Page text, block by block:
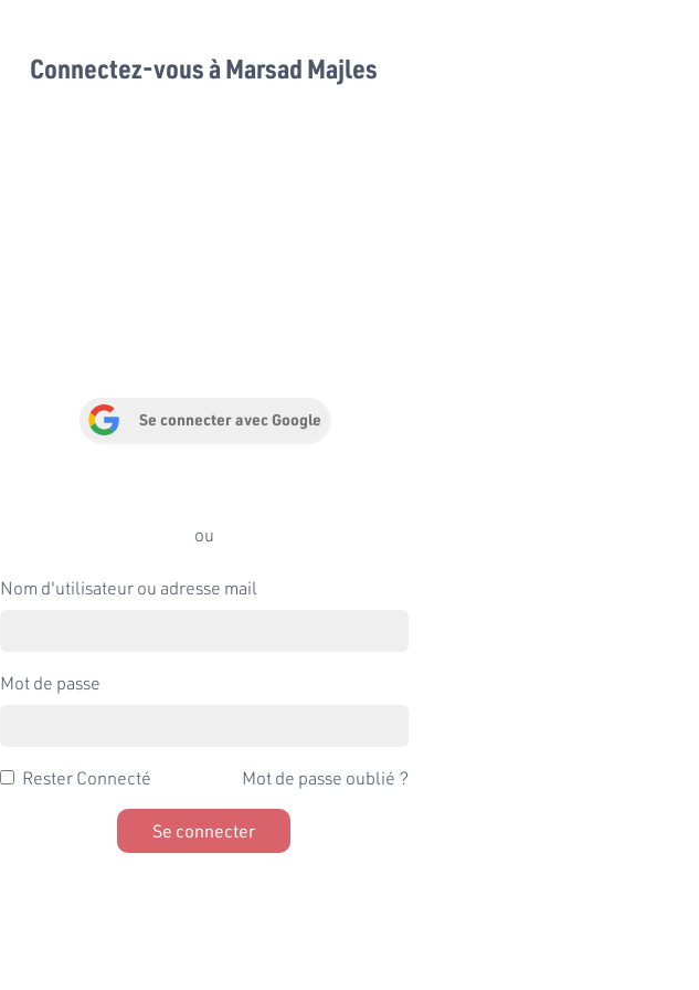
Connectez-vous à Marsad Majles
Se connecter avec Google
ou
Nom d'utilisateur ou adresse mail
Mot de passe
Rester Connecté Mot de passe oublié ?